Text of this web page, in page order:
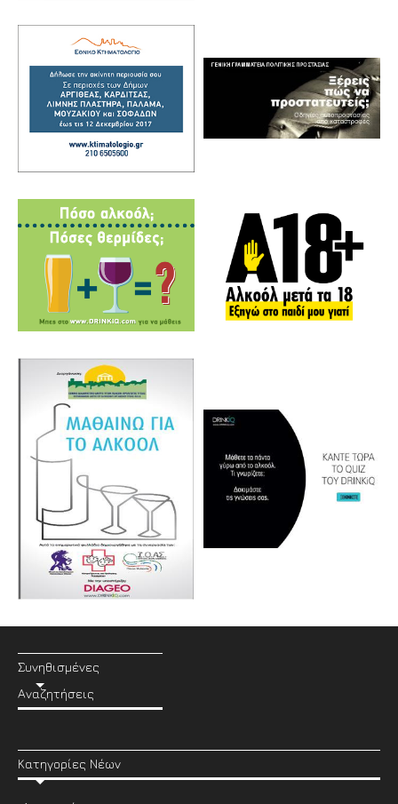
Συνηθισμένες
Αναζητήσεις
Κατηγορίες Νέων